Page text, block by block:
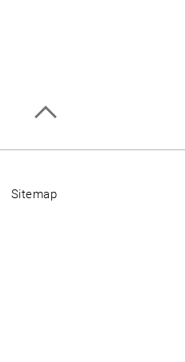
Sitemap